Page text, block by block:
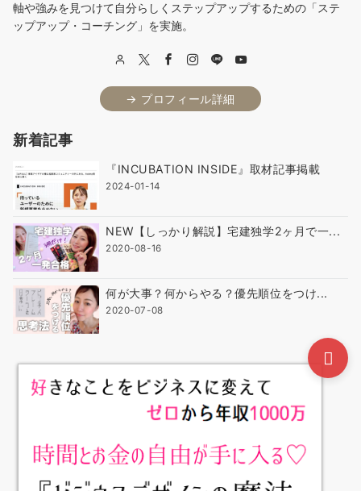
軸や強みを見つけて自分らしくステップアップするための「ステ
ップアップ・コーチング」を実施。
→ プロフィール詳細
新着記事
『INCUBATION INSIDE』取材記事掲載
2024-01-14
NEW【しっかり解説】宅建独学2ヶ月で一...
2020-08-16
何が大事？何からやる？優先順位をつけ...
2020-07-08